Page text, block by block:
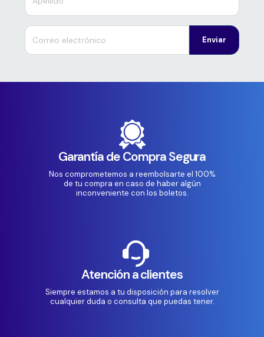
Enviar
Garantía de Compra Segura
Nos comprometemos a reembolsarte el 100%
de tu compra en caso de haber algún
inconveniente con los boletos.
Atención a clientes
Siempre estamos a tu disposición para resolver
cualquier duda o consulta que puedas tener.